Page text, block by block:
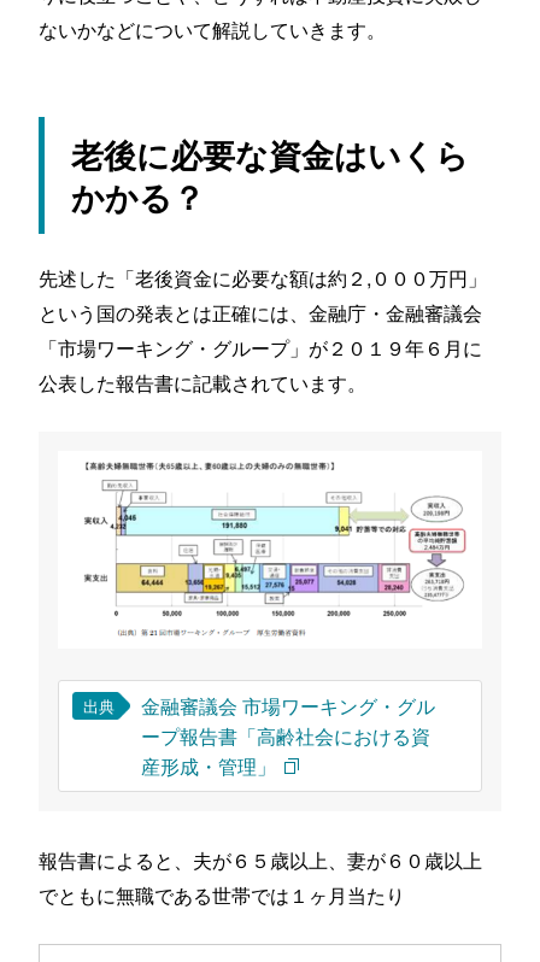
ないかなどについて解説していきます。
老後に必要な資金はいくら
かかる？
先述した「老後資金に必要な額は約２,０００万円」
という国の発表とは正確には、金融庁・金融審議会
「市場ワーキング・グループ」が２０１９年６月に
公表した報告書に記載されています。
出典
金融審議会 市場ワーキング・グル
ープ報告書「高齢社会における資
産形成・管理」
報告書によると、夫が６５歳以上、妻が６０歳以上
でともに無職である世帯では１ヶ月当たり